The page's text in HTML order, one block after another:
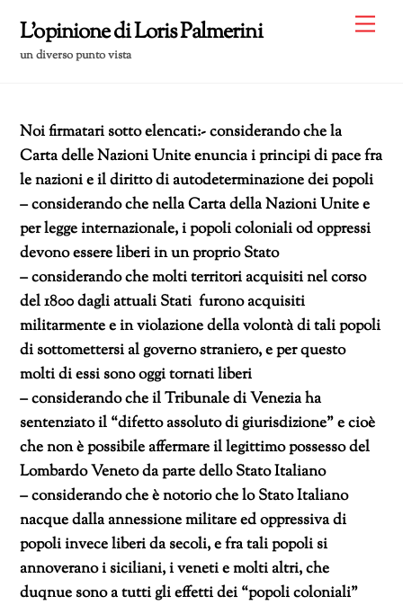
content
L'opinione di Loris Palmerini
un diverso punto vista
Noi firmatari sotto elencati:- considerando che la
Carta delle Nazioni Unite enuncia i principi di pace fra
le nazioni e il diritto di autodeterminazione dei popoli
– considerando che nella Carta della Nazioni Unite e
per legge internazionale, i popoli coloniali od oppressi
devono essere liberi in un proprio Stato
– considerando che molti territori acquisiti nel corso
del 1800 dagli attuali Stati furono acquisiti
militarmente e in violazione della volontà di tali popoli
di sottomettersi al governo straniero, e per questo
molti di essi sono oggi tornati liberi
– considerando che il Tribunale di Venezia ha
sentenziato il “difetto assoluto di giurisdizione” e cioè
che non è possibile affermare il legittimo possesso del
Lombardo Veneto da parte dello Stato Italiano
– considerando che è notorio che lo Stato Italiano
nacque dalla annessione militare ed oppressiva di
popoli invece liberi da secoli, e fra tali popoli si
annoverano i siciliani, i veneti e molti altri, che
duqnue sono a tutti gli effetti dei “popoli coloniali”